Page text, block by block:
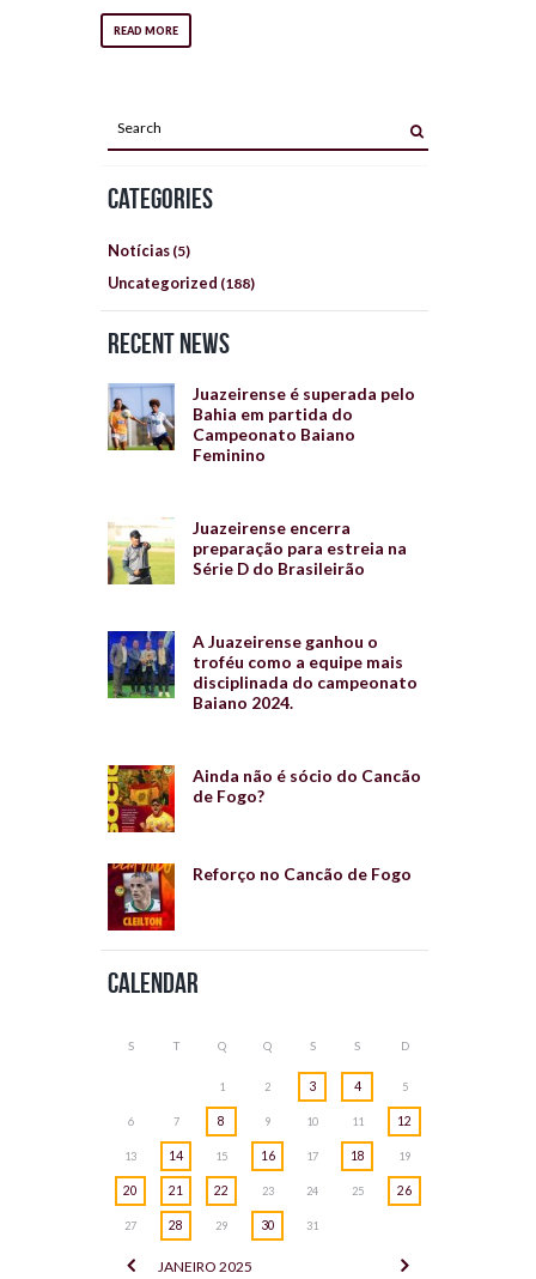
READ MORE
Categories
Notícias (5)
Uncategorized (188)
Recent News
Juazeirense é superada pelo
Bahia em partida do
Campeonato Baiano
Feminino
Juazeirense encerra
preparação para estreia na
Série D do Brasileirão
A Juazeirense ganhou o
troféu como a equipe mais
disciplinada do campeonato
Baiano 2024.
Ainda não é sócio do Cancão
de Fogo?
Reforço no Cancão de Fogo
Calendar
JANEIRO 2025
S T Q Q S S D
1 2 3 4 5
6 7 8 9 10 11 12
13 14 15 16 17 18 19
20 21 22 23 24 25 26
27 28 29 30 31